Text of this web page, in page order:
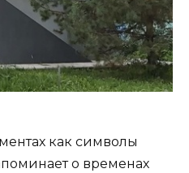
как символы
о временах